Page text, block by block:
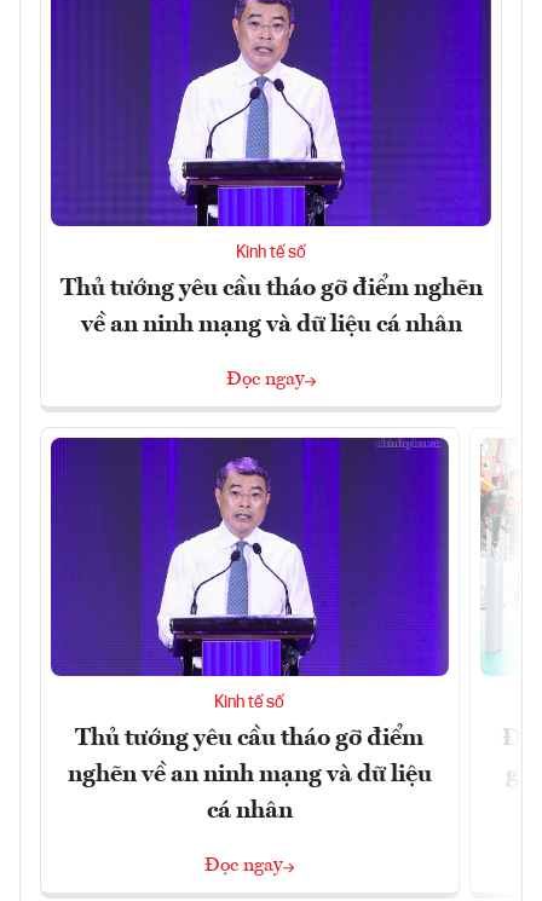
Kinh tế số
Thủ tướng yêu cầu tháo gỡ điểm nghẽn
về an ninh mạng và dữ liệu cá nhân
Đọc ngay
Kinh tế số
Thủ tướng yêu cầu tháo gỡ điểm
nghẽn về an ninh mạng và dữ liệu
cá nhân
Đọc ngay
Đề